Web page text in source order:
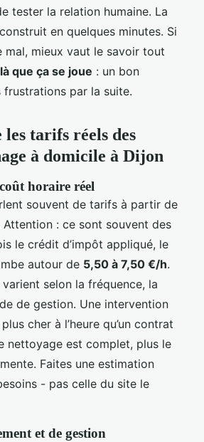
tester la relation humaine. La
en quelques minutes. Si
mal, mieux vaut le savoir tout
là que ça se joue : un bon
par la suite.
tarifs réels des
à domicile à Dijon
horaire réel
souvent de tarifs à partir de
Attention : ce sont souvent des
le crédit d’impôt appliqué, le
autour de 5,50 à 7,50 €/h.
selon la fréquence, la
de gestion. Une intervention
cher à l’heure qu’un contrat
nettoyage est complet, plus le
Faites une estimation
- pas celle du site le
et de gestion